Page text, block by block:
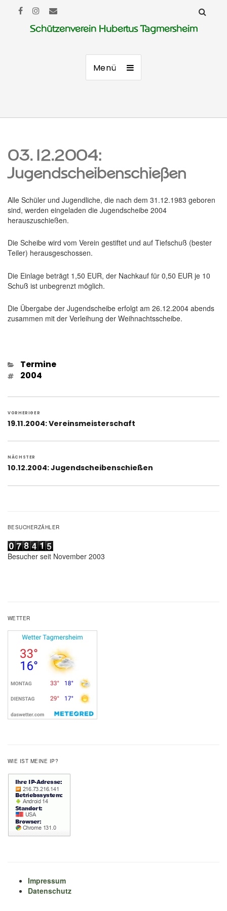
Schützenverein Hubertus Tagmersheim
Menü
03.12.2004:
Jugendscheibenschießen
Alle Schüler und Jugendliche, die nach dem 31.12.1983 geboren
sind, werden eingeladen die Jugendscheibe 2004
herauszuschießen.
Die Scheibe wird vom Verein gestiftet und auf Tiefschuß (bester
Teiler) herausgeschossen.
Die Einlage beträgt 1,50 EUR, der Nachkauf für 0,50 EUR je 10
Schuß ist unbegrenzt möglich.
Die Übergabe der Jugendscheibe erfolgt am 26.12.2004 abends
zusammen mit der Verleihung der Weihnachtsscheibe.
Kategorien
Termine
Schlagwörter
2004
VORHERIGER
Vorheriger
19.11.2004: Vereinsmeisterschaft
NÄCHSTER
Nächster
10.12.2004: Jugendscheibenschießen
BESUCHERZÄHLER
Besucher seit November 2003
WETTER
WIE IST MEINE IP?
Impressum
Datenschutz